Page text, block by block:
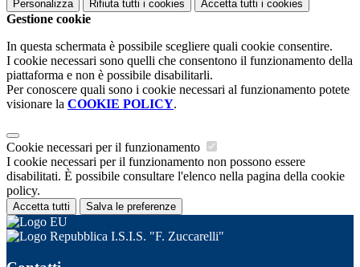
Personalizza Rifiuta tutti i cookies Accetta tutti i cookies
Gestione cookie
In questa schermata è possibile scegliere quali cookie consentire.
I cookie necessari sono quelli che consentono il funzionamento della
piattaforma e non è possibile disabilitarli.
Per conoscere quali sono i cookie necessari al funzionamento potete
visionare la COOKIE POLICY.
Cookie necessari per il funzionamento
I cookie necessari per il funzionamento non possono essere
disabilitati. È possibile consultare l'elenco nella pagina della cookie
policy.
Accetta tutti Salva le preferenze
I.S.I.S. "F. Zuccarelli"